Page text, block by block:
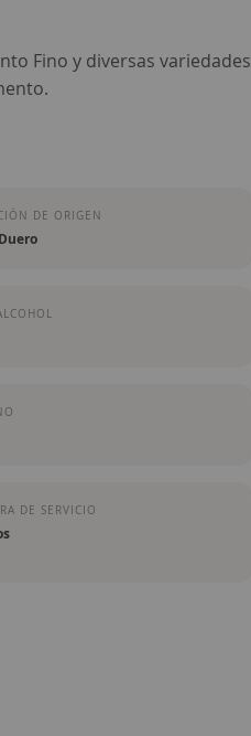
Fino y diversas variedades
DE ORIGEN
DE SERVICIO